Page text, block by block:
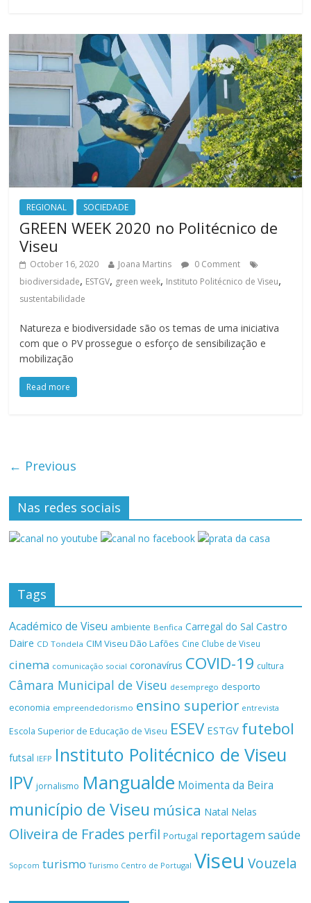
REGIONAL SOCIEDADE
GREEN WEEK 2020 no Politécnico de
Viseu
October 16, 2020 Joana Martins
0 Comment
biodiversidade, ESTGV, green week, Instituto Politécnico de Viseu,
sustentabilidade
Natureza e biodiversidade são os temas de uma iniciativa
com que o PV prossegue o esforço de sensibilização e
mobilização
Read more
← Previous
Nas redes sociais
Tags
Académico de Viseu ambiente Benfica Carregal do Sal Castro
Daire CD Tondela CIM Viseu Dão Lafões Cine Clube de Viseu
cinema comunicação social coronavírus COVID-19 cultura
Câmara Municipal de Viseu desemprego desporto
economia empreendedorismo ensino superior entrevista
Escola Superior de Educação de Viseu ESEV ESTGV futebol
futsal IEFP Instituto Politécnico de Viseu
IPV jornalismo Mangualde Moimenta da Beira
município de Viseu música Natal Nelas
Oliveira de Frades perfil Portugal reportagemsaúde
Sopcom turismo Turismo Centro de Portugal Viseu Vouzela